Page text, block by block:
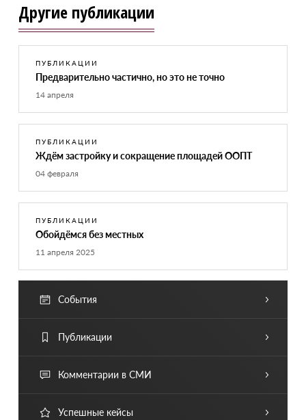
Другие публикации
ПУБЛИКАЦИИ
Предварительно частично, но это не точно
14 апреля
ПУБЛИКАЦИИ
Ждём застройку и сокращение площадей ООПТ
04 февраля
ПУБЛИКАЦИИ
Обойдёмся без местных
11 апреля 2025
События
Публикации
Комментарии в СМИ
Успешные кейсы